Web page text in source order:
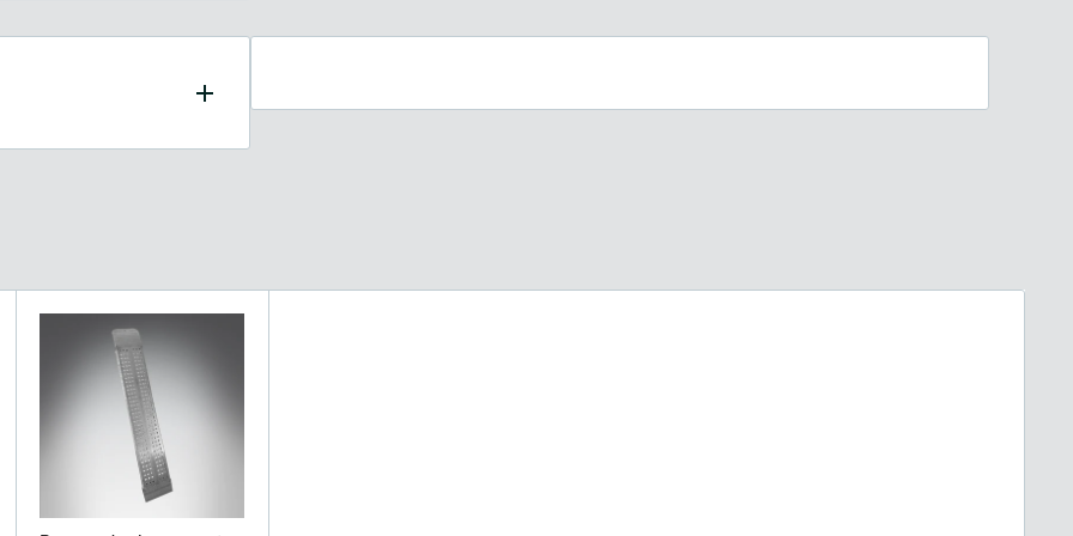
GIEMME MACHINERY
besoins de transport.
des matériaux
dumper, en plus
transporter de l'herbe,
du béton et pour
pierres.